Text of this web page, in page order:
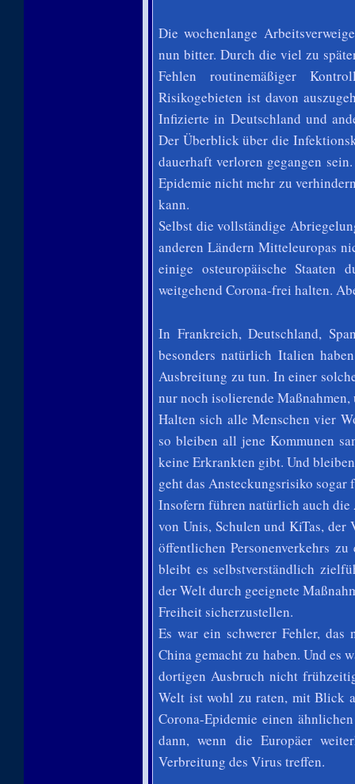
Die wochenlange
nun bitter. Durch die viel zu
Fehlen routinemäßiger
Risikogebieten ist davon
Infizierte in Deutschland und
Der Überblick über die
dauerhaft verloren gegangen
Epidemie nicht mehr zu
kann.
Selbst die vollständige
anderen Ländern Mitteleuropas
einige osteuropäische Staaten
weitgehend Corona-frei halten.
In Frankreich, Deutschland,
besonders natürlich Italien
Ausbreitung zu tun. In einer
nur noch isolierende
Halten sich alle Menschen vier
so bleiben all jene Kommunen
keine Erkrankten gibt. Und
geht das Ansteckungsrisiko sogar
Insofern führen natürlich auch die
von Unis, Schulen und KiTas,
öffentlichen Personenverkehrs
bleibt es selbstverständlich
der Welt durch geeignete
Freiheit sicherzustellen.
Es war ein schwerer Fehler,
China gemacht zu haben. Und es
dortigen Ausbruch nicht
Welt ist wohl zu raten, mit Blick
Corona-Epidemie einen
dann, wenn die Europäer
Verbreitung des Virus treffen.